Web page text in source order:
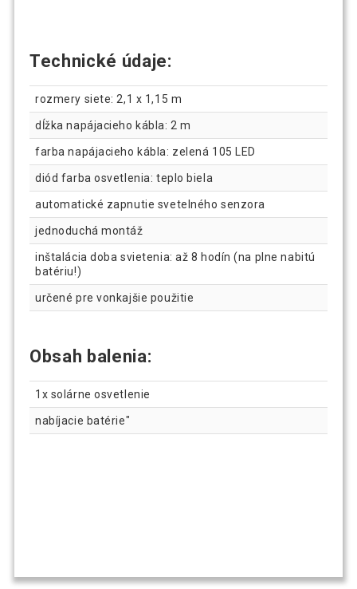
Technické údaje:
rozmery siete: 2,1 x 1,15 m
dĺžka napájacieho kábla: 2 m
farba napájacieho kábla: zelená 105 LED
diód farba osvetlenia: teplo biela
automatické zapnutie svetelného senzora
jednoduchá montáž
inštalácia doba svietenia: až 8 hodín (na plne nabitú
batériu!)
určené pre vonkajšie použitie
Obsah balenia:
1x solárne osvetlenie
nabíjacie batérie"